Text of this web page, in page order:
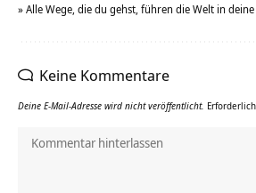
» Alle Wege, die du gehst, führen die Welt in
Keine Kommentare
Deine E-Mail-Adresse wird nicht veröffentlicht.